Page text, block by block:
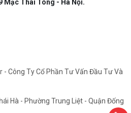
Mạc Thái Tông - Hà Nội.
Công Ty Cổ Phần Tư Vấn Đầu Tư Và
Hà - Phường Trung Liệt - Quận Đống